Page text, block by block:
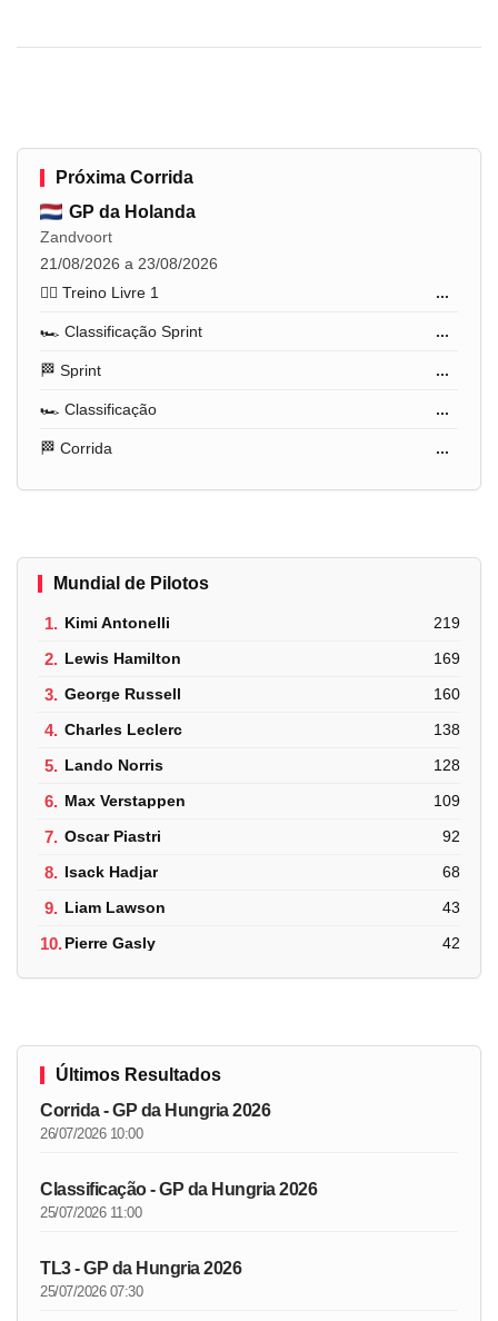
Próxima Corrida
GP da Holanda
Zandvoort
21/08/2026 a 23/08/2026
🏋️‍♂️ Treino Livre 1
...
🏎️ Classificação Sprint ...
🏁 Sprint ...
🏎️ Classificação ...
🏁 Corrida ...
Mundial de Pilotos
1. Kimi Antonelli 219
2. Lewis Hamilton 169
3. George Russell 160
4. Charles Leclerc 138
5. Lando Norris 128
6. Max Verstappen 109
7. Oscar Piastri 92
8. Isack Hadjar 68
9. Liam Lawson 43
10.Pierre Gasly 42
Últimos Resultados
Corrida - GP da Hungria 2026
26/07/2026 10:00
Classificação - GP da Hungria 2026
25/07/2026 11:00
TL3 - GP da Hungria 2026
25/07/2026 07:30